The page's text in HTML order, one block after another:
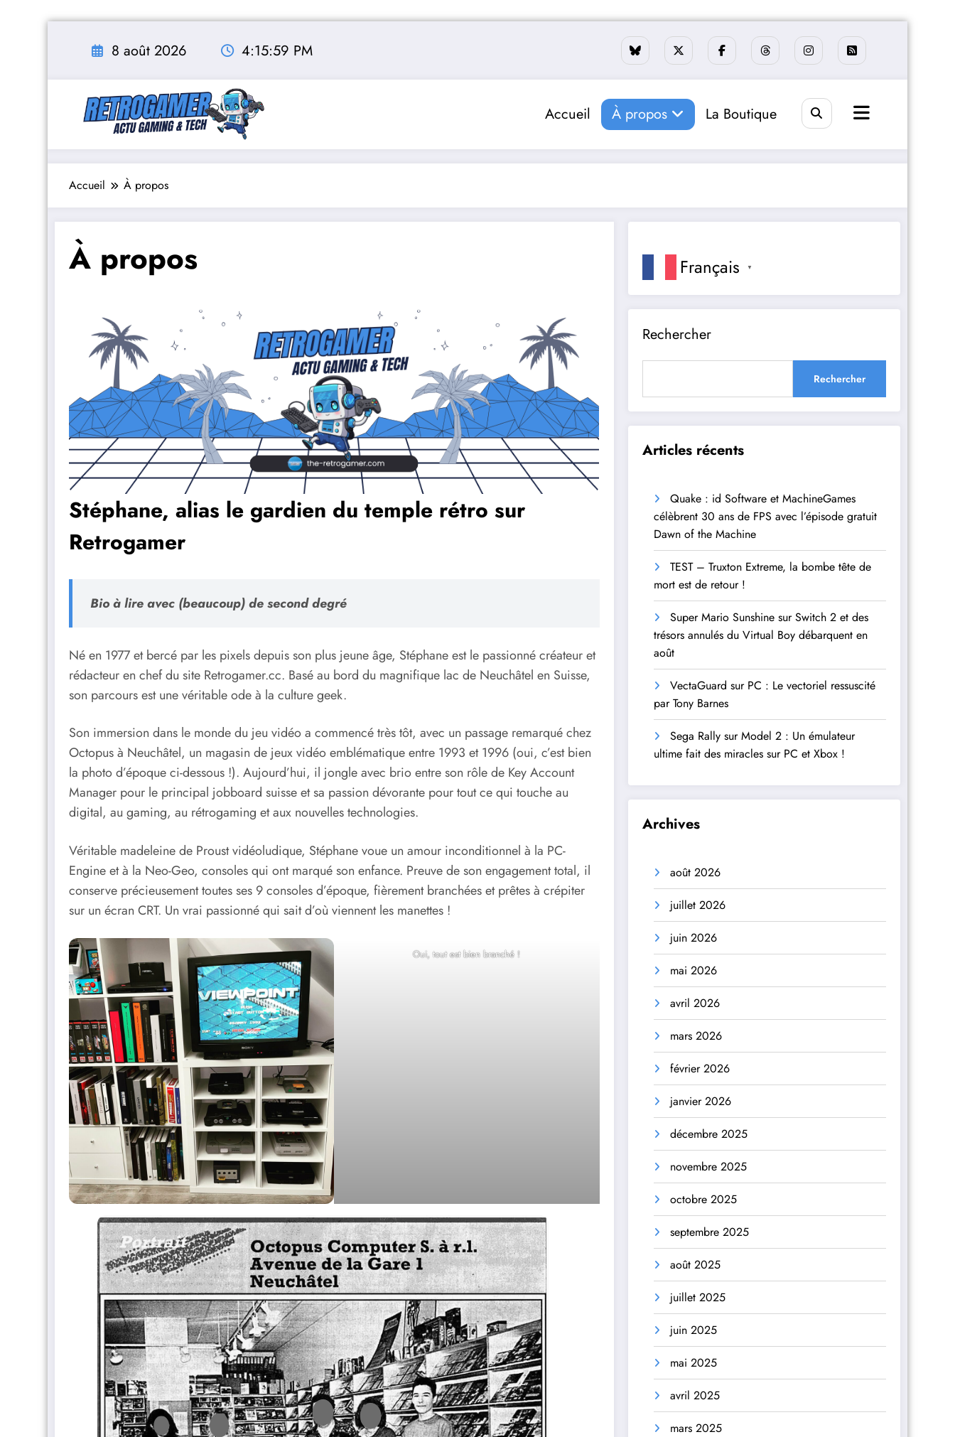
8 août 2026 4:16:00 PM
Accueil À propos La Boutique
Accueil À propos
À propos
Stéphane, alias le gardien du temple rétro sur
Retrogamer
Bio à lire avec (beaucoup) de second degré
Né en 1977 et bercé par les pixels depuis son plus jeune âge, Stéphane est le passionné créateur et
rédacteur en chef du site Retrogamer.cc. Basé au bord du magnifique lac de Neuchâtel en Suisse,
son parcours est une véritable ode à la culture geek.
Son immersion dans le monde du jeu vidéo a commencé très tôt, avec un passage remarqué chez
Octopus à Neuchâtel, un magasin de jeux vidéo emblématique entre 1993 et 1996 (oui, c’est bien
la photo d’époque ci-dessous !). Aujourd’hui, il jongle avec brio entre son rôle de Key Account
Manager pour le principal jobboard suisse et sa passion dévorante pour tout ce qui touche au
digital, au gaming, au rétrogaming et aux nouvelles technologies.
Véritable madeleine de Proust vidéoludique, Stéphane voue un amour inconditionnel à la PC-
Engine et à la Neo-Geo, consoles qui ont marqué son enfance. Preuve de son engagement total, il
conserve précieusement toutes ses 9 consoles d’époque, fièrement branchées et prêtes à crépiter
sur un écran CRT. Un vrai passionné qui sait d’où viennent les manettes !
Oui, tout est bien branché !
Français ▼
Rechercher
Rechercher
Articles récents
Quake : id Software et MachineGames
célèbrent 30 ans de FPS avec l’épisode gratuit
Dawn of the Machine
TEST – Truxton Extreme, la bombe tête de
mort est de retour !
Super Mario Sunshine sur Switch 2 et des
trésors annulés du Virtual Boy débarquent en
août
VectaGuard sur PC : Le vectoriel ressuscité
par Tony Barnes
Sega Rally sur Model 2 : Un émulateur
ultime fait des miracles sur PC et Xbox !
Archives
août 2026
juillet 2026
juin 2026
mai 2026
avril 2026
mars 2026
février 2026
janvier 2026
décembre 2025
novembre 2025
octobre 2025
septembre 2025
août 2025
juillet 2025
juin 2025
mai 2025
avril 2025
mars 2025